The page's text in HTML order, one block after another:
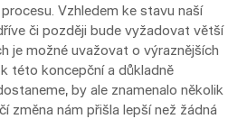
Vzhledem ke stavu naší
či později bude vyžadovat větší
je možné uvažovat o výraznějších
této koncepční a důkladně
by ale znamenalo několik
změna nám přišla lepší než žádná